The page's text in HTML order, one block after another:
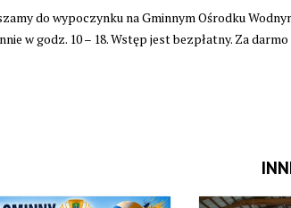
do wypoczynku na Gminnym Ośrodku
w godz. 10 – 18. Wstęp jest bezpłatny. Za